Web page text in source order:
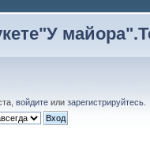
войдите или зарегистрируйтесь